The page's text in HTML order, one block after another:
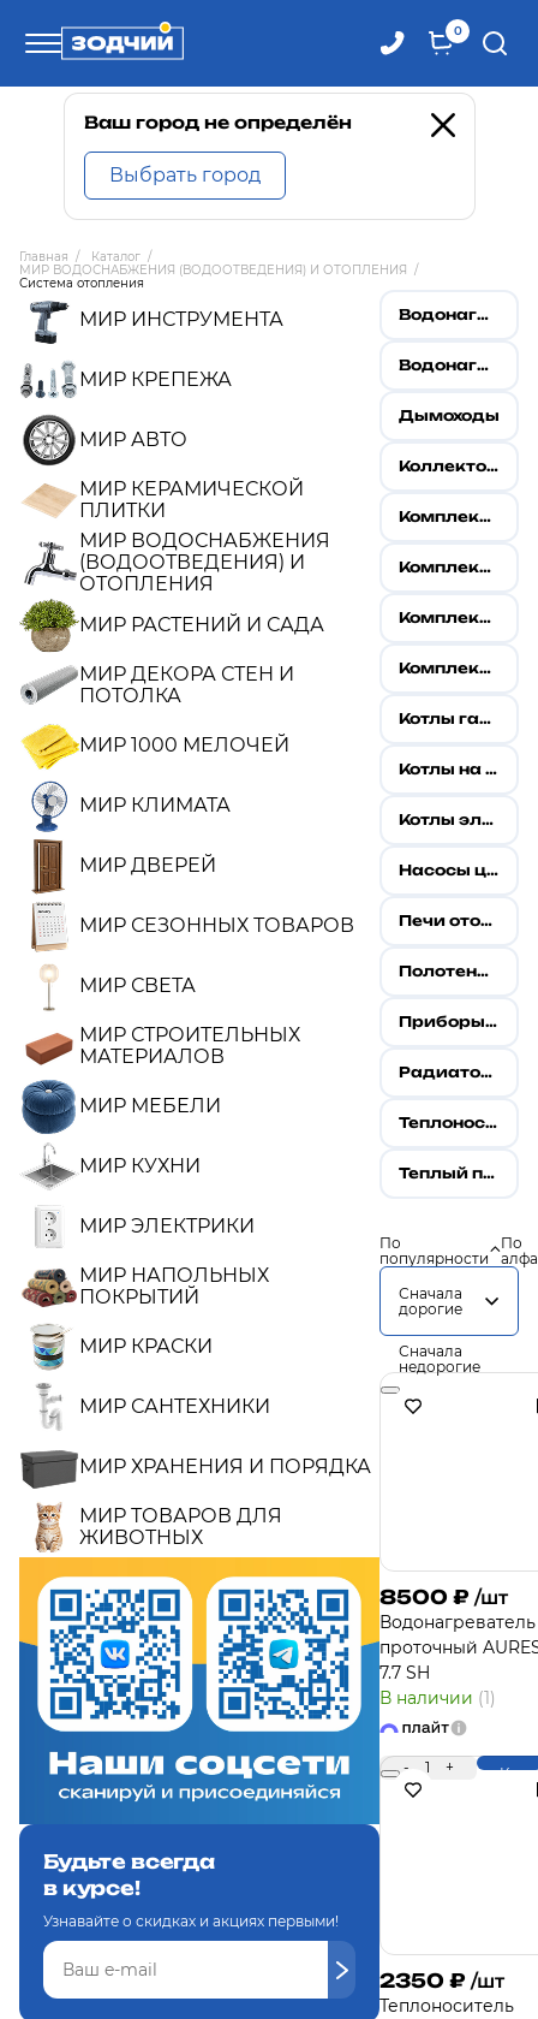
0
Телефоны
8 800 100-71-71
8 (4242) 30-00-27
Ваш город не определён
Выбрать город
Главная / Каталог /
МИР ВОДОСНАБЖЕНИЯ (ВОДООТВЕДЕНИЯ) И ОТОПЛЕНИЯ /
Система отопления
МИР ИНСТРУМЕНТА
МИР КРЕПЕЖА
МИР АВТО
МИР КЕРАМИЧЕСКОЙ
ПЛИТКИ
МИР ВОДОСНАБЖЕНИЯ
(ВОДООТВЕДЕНИЯ) И
ОТОПЛЕНИЯ
МИР РАСТЕНИЙ И САДА
МИР ДЕКОРА СТЕН И
ПОТОЛКА
МИР 1000 МЕЛОЧЕЙ
МИР КЛИМАТА
МИР ДВЕРЕЙ
МИР СЕЗОННЫХ ТОВАРОВ
МИР СВЕТА
МИР СТРОИТЕЛЬНЫХ
МАТЕРИАЛОВ
МИР МЕБЕЛИ
МИР КУХНИ
МИР ЭЛЕКТРИКИ
МИР НАПОЛЬНЫХ
ПОКРЫТИЙ
МИР КРАСКИ
МИР САНТЕХНИКИ
МИР ХРАНЕНИЯ И ПОРЯДКА
МИР ТОВАРОВ ДЛЯ
ЖИВОТНЫХ
Будьте всегда
в курсе!
Узнавайте о скидках и акциях первыми!
Водонагреватели накопительные
Водонагреватели проточные
Дымоходы
Коллекторы
Комплектующие для коллекторов
Комплектующие для котлов
Комплектующие для радиаторов
Комплектующие для систем отопления
Котлы газовые
Котлы на твердом топливе
Котлы электрические
Насосы циркуляционные
Печи отопительные
Полотенцесушители
Приборы учета и измерений
Радиаторы
Теплоноситель
Теплый пол водяной
По
популярности
По
Сначала
дорогие
Сначала
недорогие
8500 ₽ /шт
Водонагреватель
проточный
7.7 SH
В наличии (1)
- 1 +
2350 ₽ /шт
Теплоноситель